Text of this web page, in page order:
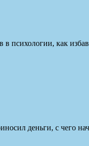
как
деньги, с чего